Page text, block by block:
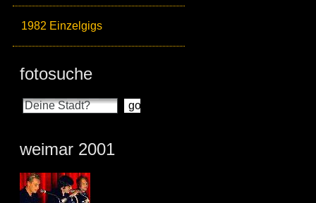
1982 Einzelgigs
fotosuche
weimar 2001